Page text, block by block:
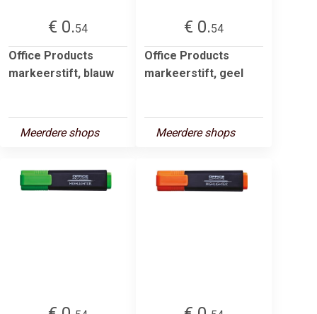
€ 0.54
Office Products
markeerstift, blauw
Meerdere shops
€ 0.54
Office Products
markeerstift, geel
Meerdere shops